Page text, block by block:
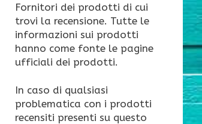
Fornitori dei prodotti di cui
trovi la recensione. Tutte le
informazioni sui prodotti
hanno come fonte le pagine
ufficiali dei prodotti.
In caso di qualsiasi
problematica con i prodotti
recensiti presenti su questo